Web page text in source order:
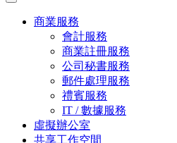
商業服務
會計服務
商業註冊服務
公司秘書服務
郵件處理服務
禮賓服務
IT / 數據服務
虛擬辦公室
共享工作空間